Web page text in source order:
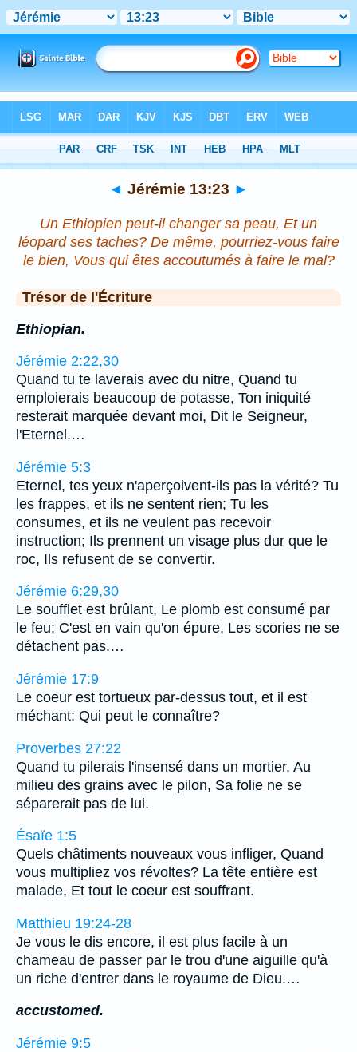
Chapitre 13 > Verset 23
◄ Jérémie 13:23 ►
Un Ethiopien peut-il changer sa peau, Et un
léopard ses taches? De même, pourriez-vous faire
le bien, Vous qui êtes accoutumés à faire le mal?
Trésor de l'Écriture
Ethiopian.
Jérémie 2:22,30
Quand tu te laverais avec du nitre, Quand tu
emploierais beaucoup de potasse, Ton iniquité
resterait marquée devant moi, Dit le Seigneur,
l'Eternel.…
Jérémie 5:3
Eternel, tes yeux n'aperçoivent-ils pas la vérité? Tu
les frappes, et ils ne sentent rien; Tu les
consumes, et ils ne veulent pas recevoir
instruction; Ils prennent un visage plus dur que le
roc, Ils refusent de se convertir.
Jérémie 6:29,30
Le soufflet est brûlant, Le plomb est consumé par
le feu; C'est en vain qu'on épure, Les scories ne se
détachent pas.…
Jérémie 17:9
Le coeur est tortueux par-dessus tout, et il est
méchant: Qui peut le connaître?
Proverbes 27:22
Quand tu pilerais l'insensé dans un mortier, Au
milieu des grains avec le pilon, Sa folie ne se
séparerait pas de lui.
Ésaïe 1:5
Quels châtiments nouveaux vous infliger, Quand
vous multipliez vos révoltes? La tête entière est
malade, Et tout le coeur est souffrant.
Matthieu 19:24-28
Je vous le dis encore, il est plus facile à un
chameau de passer par le trou d'une aiguille qu'à
un riche d'entrer dans le royaume de Dieu.…
accustomed.
Jérémie 9:5